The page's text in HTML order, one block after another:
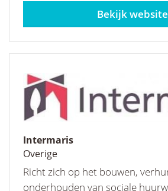
Intermaris
Overige
Richt zich op het bouwen,
onderhouden van sociale